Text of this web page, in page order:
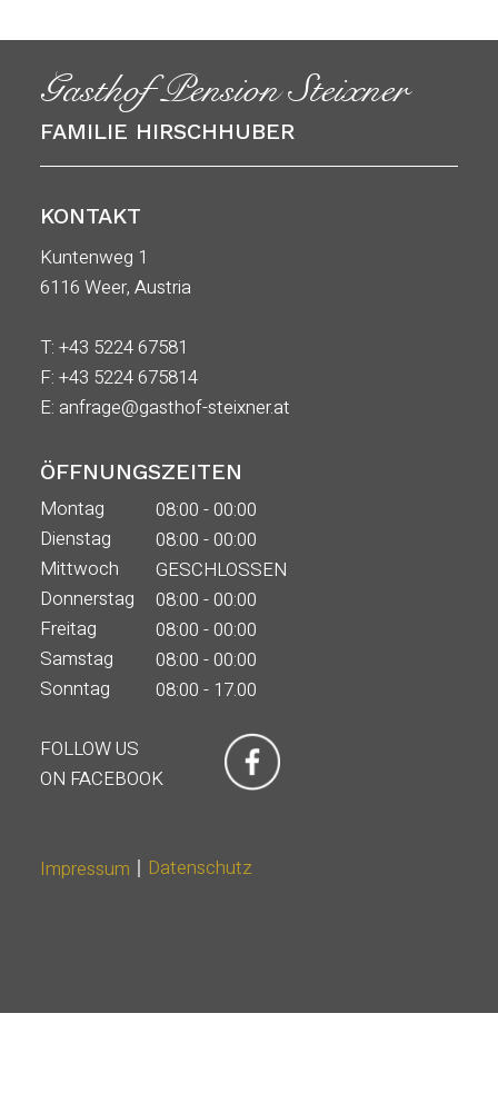
Impressum Datenschutz
KONTAKT
Kuntenweg 1
6116 Weer, Austria
T: +43 5224 67581
F: +43 5224 675814
E: anfrage@gasthof-steixner.at
Gasthof Pension Steixner
FAMILIE HIRSCHHUBER
ÖFFNUNGSZEITEN
Montag
Dienstag
Mittwoch
Donnerstag
Freitag
Samstag
Sonntag
08:00 - 00:00
08:00 - 00:00
GESCHLOSSEN
08:00 - 00:00
08:00 - 00:00
08:00 - 00:00
08:00 - 17.00
FOLLOW US
ON FACEBOOK